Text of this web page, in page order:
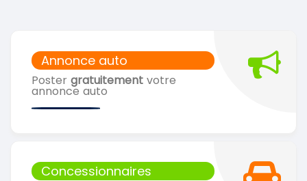
Annonce auto
Poster gratuitement votre
annonce auto
Concessionnaires